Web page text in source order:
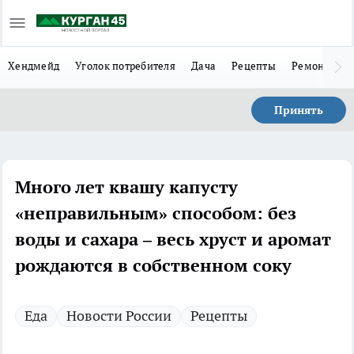
Хендмейд Уголок потребителя Дача Рецепты Ремонт
Принять
Много лет квашу капусту
«неправильным» способом: без
воды и сахара – весь хруст и аромат
рождаются в собственном соку
Еда Новости России Рецепты